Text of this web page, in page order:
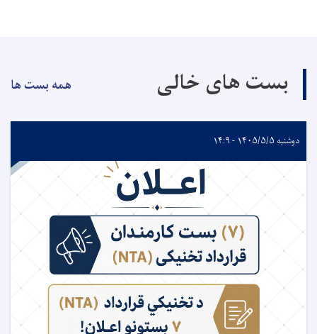
بست های خالی همه بست ها
دوشنبه ۱۴۰۵/۵/۵ - ۱۴:۹